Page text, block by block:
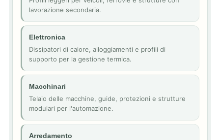
lavorazione secondaria.
Elettronica
Dissipatori di calore, alloggiamenti e profili di
supporto per la gestione termica.
Macchinari
Telaio delle macchine, guide, protezioni e strutture
modulari per l'automazione.
Arredamento